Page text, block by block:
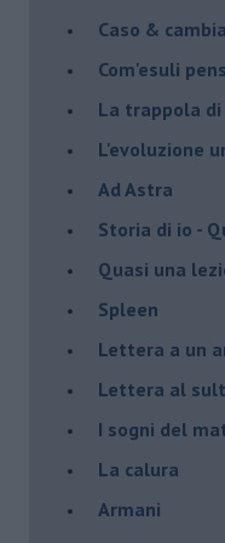
Caso &
Com'esuli
La trappola di
L'evoluzione
Ad Astra
Storia di io -
Quasi una
Spleen
Lettera a un
Lettera al
I sogni del
La calura
Armani